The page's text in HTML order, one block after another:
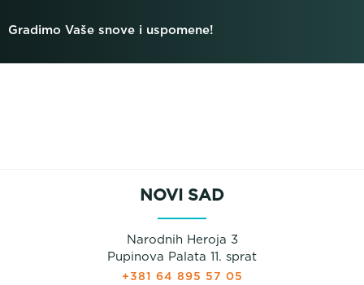
Gradimo Vaše snove i uspomene!
NOVI SAD
Narodnih Heroja 3
Pupinova Palata 11. sprat
+381 64 895 57 05